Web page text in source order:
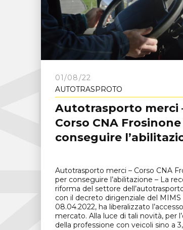
01/08/22
AUTOTRASPROTO
Autotrasporto merci
Corso CNA
conseguire
Autotrasporto merci – Corso CNA
per conseguire l’abilitazione – La
riforma del settore
con il decreto dirigenziale del MIMS
08.04.2022, ha liberalizzato l’accesso
mercato. Alla luce di tali novità, per
della professione con veicoli sino a